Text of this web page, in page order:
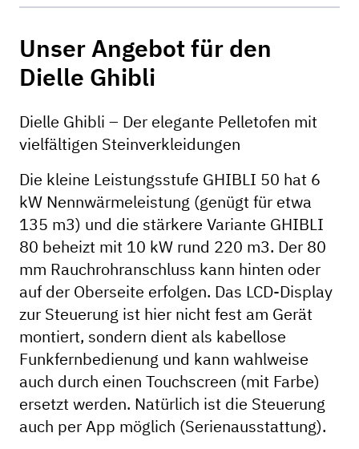
Unser Angebot für den
Dielle Ghibli
Dielle Ghibli – Der elegante Pelletofen mit
vielfältigen Steinverkleidungen
Die kleine Leistungsstufe GHIBLI 50 hat 6
kW Nennwärmeleistung (genügt für etwa
135 m3) und die stärkere Variante GHIBLI
80 beheizt mit 10 kW rund 220 m3. Der 80
mm Rauchrohranschluss kann hinten oder
auf der Oberseite erfolgen. Das LCD-Display
zur Steuerung ist hier nicht fest am Gerät
montiert, sondern dient als kabellose
Funkfernbedienung und kann wahlweise
auch durch einen Touchscreen (mit Farbe)
ersetzt werden. Natürlich ist die Steuerung
auch per App möglich (Serienausstattung).